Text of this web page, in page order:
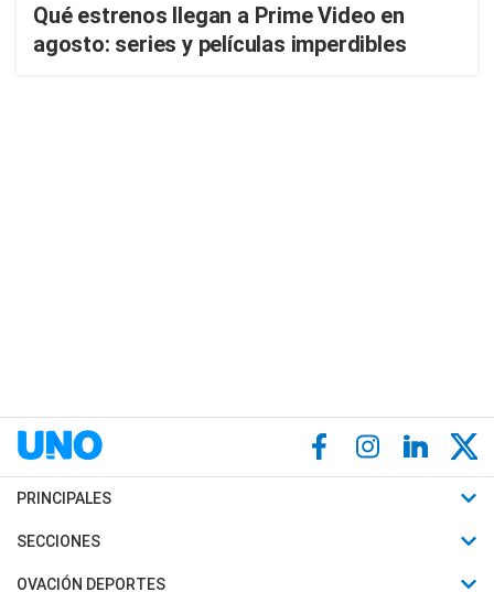
Qué estrenos llegan a Prime Video en
agosto: series y películas imperdibles
PRINCIPALES
Últimas Noticias
Política
SECCIONES
Horóscopo
OVACIÓN DEPORTES